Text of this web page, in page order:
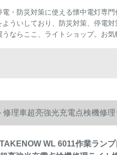
電・防災対策に使える懐中電灯専
よういしており、防災対策、停電
うならここ、ライトショップ。お気
理車超亮強光充電点検機修
WL 6011作業ラン